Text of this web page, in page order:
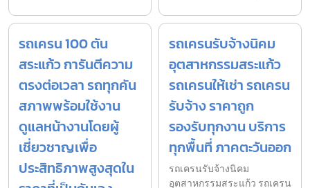
รถเครน 100 ตัน
สระแก้ว การันตีความ
ตรงต่อเวลา รถทุกคัน
สภาพพร้อมใช้งาน
ดูแลหน้างานโดยผู้
เชี่ยวชาญเพื่อ
ประสิทธิภาพสูงสุดใน
รถเครนรับจ้างนิคม
อุตสาหกรรมสระแก้ว
รถเครนให้เช่า รถเครน
รับจ้าง ราคาถูก
รองรับทุกงาน บริการ
ทุกพื้นที่ ภาคตะวันออก
รถเครนรับจ้างนิคม
อุตสาหกรรมสระแก้ว รถเครน